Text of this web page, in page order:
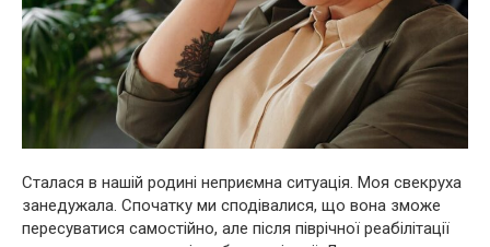
Сталася в нашій родині неприємна ситуація. Моя свекруха
занедужала. Спочатку ми сподівалися, що вона зможе
пересуватися самостійно, але після піврічної реабілітації